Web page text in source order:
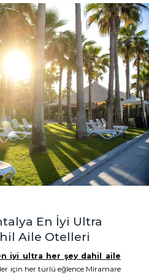
En İyi Ultra
Aile Otelleri
iyi ultra her şey dahil aile
için her türlü eğlence Miramare